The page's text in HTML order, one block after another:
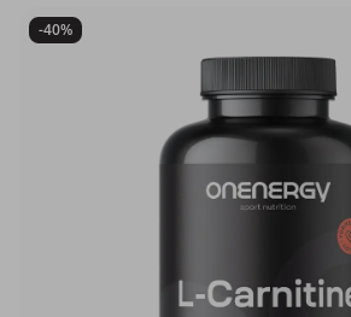
-40%